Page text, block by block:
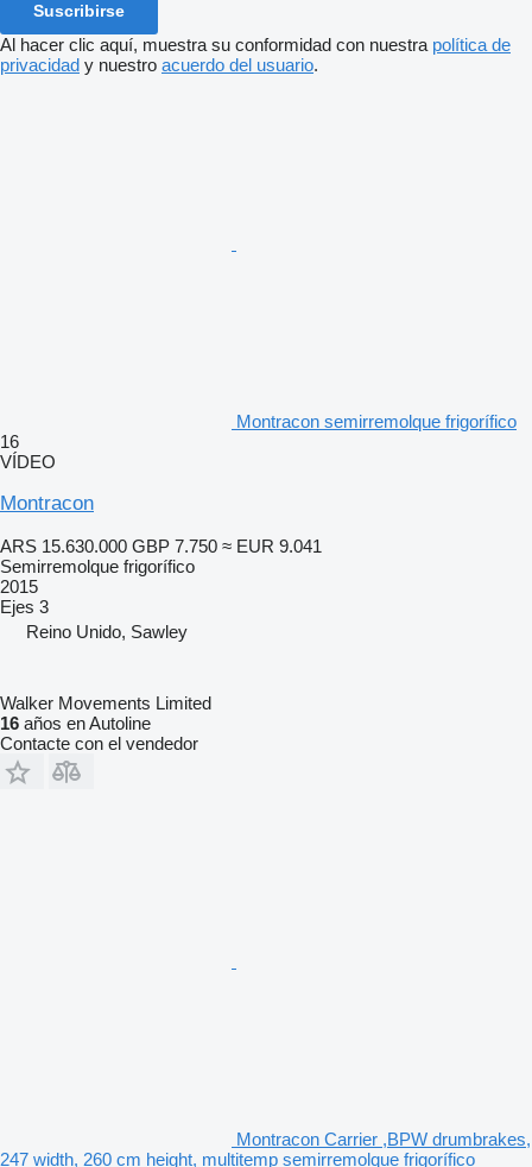
Suscribirse
Al hacer clic aquí, muestra su conformidad con nuestra política de
privacidad y nuestro acuerdo del usuario.
Montracon semirremolque frigorífico
16
VÍDEO
Montracon
ARS 15.630.000 GBP 7.750 ≈ EUR 9.041
Semirremolque frigorífico
2015
Ejes 3
Reino Unido, Sawley
Walker Movements Limited
16 años en Autoline
Contacte con el vendedor
Montracon Carrier ,BPW drumbrakes,
247 width, 260 cm height, multitemp semirremolque frigorífico